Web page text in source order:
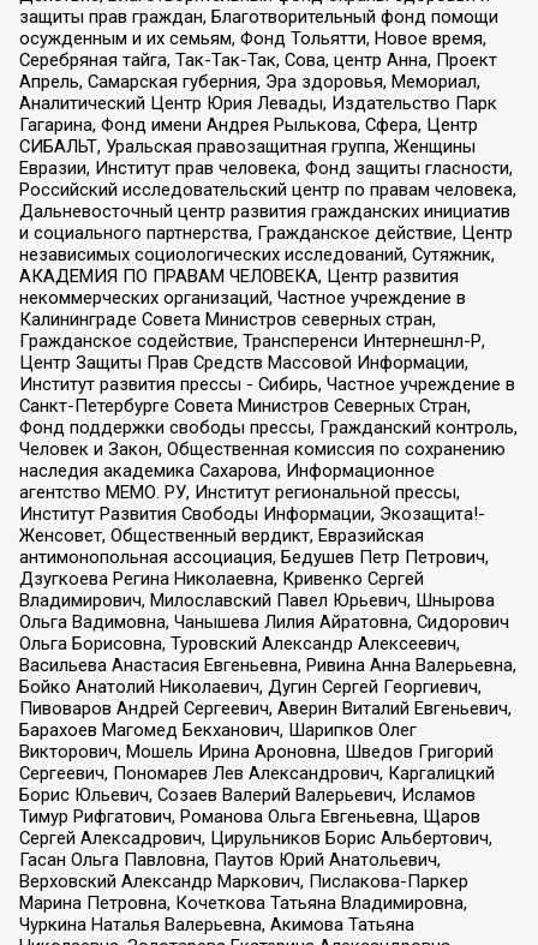
защиты прав граждан, Благотворительный фонд помощи
осужденным и их семьям, Фонд Тольятти, Новое время,
Серебряная тайга, Так-Так-Так, Сова, центр Анна, Проект
Апрель, Самарская губерния, Эра здоровья, Мемориал,
Аналитический Центр Юрия Левады, Издательство Парк
Гагарина, Фонд имени Андрея Рылькова, Сфера, Центр
СИБАЛЬТ, Уральская правозащитная группа, Женщины
Евразии, Институт прав человека, Фонд защиты гласности,
Российский исследовательский центр по правам человека,
Дальневосточный центр развития гражданских инициатив
и социального партнерства, Гражданское действие, Центр
независимых социологических исследований, Сутяжник,
АКАДЕМИЯ ПО ПРАВАМ ЧЕЛОВЕКА, Центр развития
некоммерческих организаций, Частное учреждение в
Калининграде Совета Министров северных стран,
Гражданское содействие, Трансперенси Интернешнл-Р,
Центр Защиты Прав Средств Массовой Информации,
Институт развития прессы - Сибирь, Частное учреждение в
Санкт-Петербурге Совета Министров Северных Стран,
Фонд поддержки свободы прессы, Гражданский контроль,
Человек и Закон, Общественная комиссия по сохранению
наследия академика Сахарова, Информационное
агентство МЕМО. РУ, Институт региональной прессы,
Институт Развития Свободы Информации, Экозащита!-
Женсовет, Общественный вердикт, Евразийская
антимонопольная ассоциация, Бедушев Петр Петрович,
Дзугкоева Регина Николаевна, Кривенко Сергей
Владимирович, Милославский Павел Юрьевич, Шнырова
Ольга Вадимовна, Чанышева Лилия Айратовна, Сидорович
Ольга Борисовна, Туровский Александр Алексеевич,
Васильева Анастасия Евгеньевна, Ривина Анна Валерьевна,
Бойко Анатолий Николаевич, Дугин Сергей Георгиевич,
Пивоваров Андрей Сергеевич, Аверин Виталий Евгеньевич,
Барахоев Магомед Бекханович, Шарипков Олег
Викторович, Мошель Ирина Ароновна, Шведов Григорий
Сергеевич, Пономарев Лев Александрович, Каргалицкий
Борис Юльевич, Созаев Валерий Валерьевич, Исламов
Тимур Рифгатович, Романова Ольга Евгеньевна, Щаров
Сергей Алексадрович, Цирульников Борис Альбертович,
Гасан Ольга Павловна, Паутов Юрий Анатольевич,
Верховский Александр Маркович, Пислакова-Паркер
Марина Петровна, Кочеткова Татьяна Владимировна,
Чуркина Наталья Валерьевна, Акимова Татьяна